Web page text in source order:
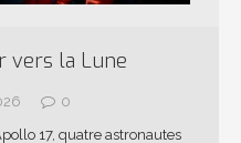
vers la Lune
0
17, quatre astronautes